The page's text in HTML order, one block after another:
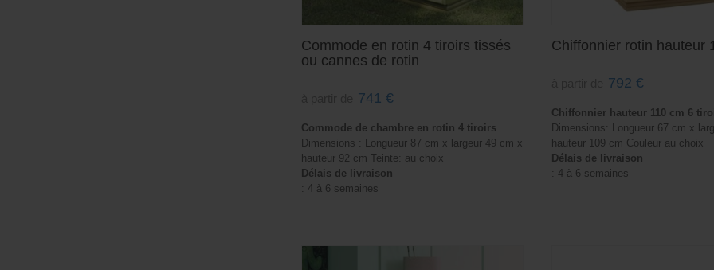
Commode en rotin 4 tiroirs tissés
ou cannes de rotin
741 €
Commode de chambre en rotin 4 tiroirs
Dimensions : Longueur 87 cm x largeur 49 cm x
hauteur 92 cm Teinte: au choix
Délais de livraison
: 4 à 6 semaines
Chiffonnier rotin hauteur
792 €
Chiffonnier hauteur 110 cm 6
Dimensions: Longueur 67 cm x
hauteur 109 cm Couleur au choix
Délais de livraison
: 4 à 6 semaines